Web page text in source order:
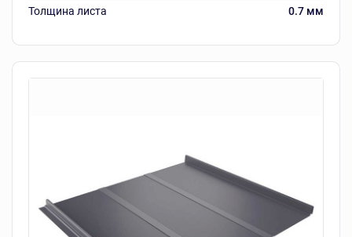
Толщина листа
0.7 мм